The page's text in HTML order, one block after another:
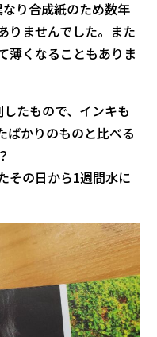
り合成紙のため数年
りませんでした。また
薄くなることもありま
たもので、インキも
ばかりのものと比べる
その日から1週間水に